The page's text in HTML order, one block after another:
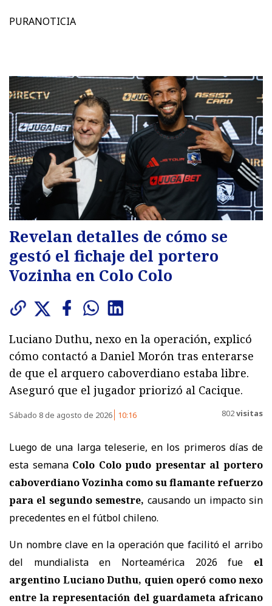
PURANOTICIA
Revelan detalles de cómo se
gestó el fichaje del portero
Vozinha en Colo Colo
Luciano Duthu, nexo en la operación, explicó
cómo contactó a Daniel Morón tras enterarse
de que el arquero caboverdiano estaba libre.
Aseguró que el jugador priorizó al Cacique.
Sábado 8 de agosto de 2026 10:16 802visitas
Luego de una larga teleserie, en los primeros días de
esta semana Colo Colo pudo presentar al portero
caboverdiano Vozinha como su flamante refuerzo
para el segundo semestre, causando un impacto sin
precedentes en el fútbol chileno.
Un nombre clave en la operación que facilitó el arribo
del mundialista en Norteamérica 2026 fue el
argentino Luciano Duthu, quien operó como nexo
entre la representación del guardameta africano